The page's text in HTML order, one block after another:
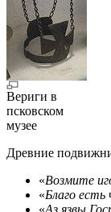
Вериги в
псковском
музее
Древние
«Возмите
«Благо есть
«Аз язвы